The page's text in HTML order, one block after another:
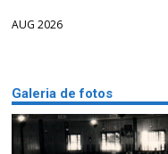
AUG 2026
Galeria de fotos